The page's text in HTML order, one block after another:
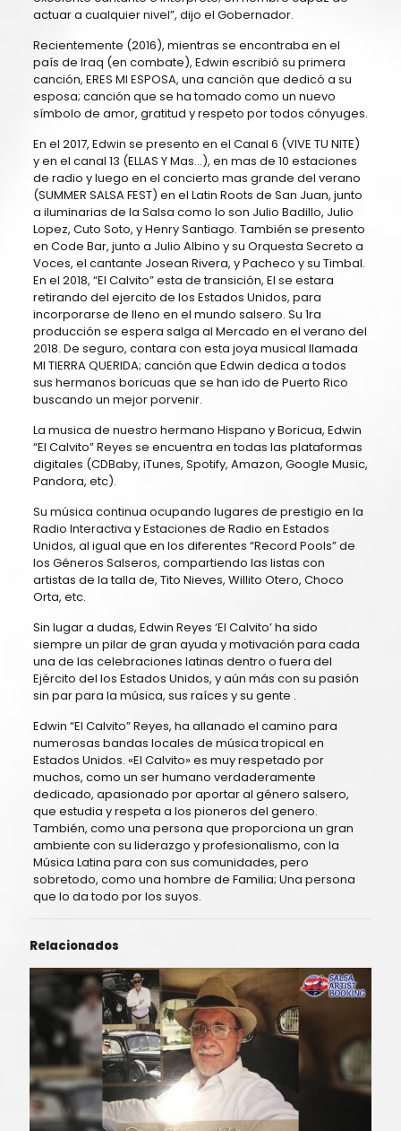
actuar a cualquier nivel”, dijo el Gobernador.
Recientemente (2016), mientras se encontraba en el
país de Iraq (en combate), Edwin escribió su primera
canción, ERES MI ESPOSA, una canción que dedicó a su
esposa; canción que se ha tomado como un nuevo
símbolo de amor, gratitud y respeto por todos cónyuges.
En el 2017, Edwin se presento en el Canal 6 (VIVE TU NITE)
y en el canal 13 (ELLAS Y Mas…), en mas de 10 estaciones
de radio y luego en el concierto mas grande del verano
(SUMMER SALSA FEST) en el Latin Roots de San Juan, junto
a iluminarias de la Salsa como lo son Julio Badillo, Julio
Lopez, Cuto Soto, y Henry Santiago. También se presento
en Code Bar, junto a Julio Albino y su Orquesta Secreto a
Voces, el cantante Josean Rivera, y Pacheco y su Timbal.
En el 2018, “El Calvito” esta de transición, El se estara
retirando del ejercito de los Estados Unidos, para
incorporarse de lleno en el mundo salsero. Su 1ra
producción se espera salga al Mercado en el verano del
2018. De seguro, contara con esta joya musical llamada
MI TIERRA QUERIDA; canción que Edwin dedica a todos
sus hermanos boricuas que se han ido de Puerto Rico
buscando un mejor porvenir.
La musica de nuestro hermano Hispano y Boricua, Edwin
“El Calvito” Reyes se encuentra en todas las plataformas
digitales (CDBaby, iTunes, Spotify, Amazon, Google Music,
Pandora, etc).
Su música continua ocupando lugares de prestigio en la
Radio Interactiva y Estaciones de Radio en Estados
Unidos, al igual que en los diferentes “Record Pools” de
los Géneros Salseros, compartiendo las listas con
artistas de la talla de, Tito Nieves, Willito Otero, Choco
Orta, etc.
Sin lugar a dudas, Edwin Reyes ‘El Calvito’ ha sido
siempre un pilar de gran ayuda y motivación para cada
una de las celebraciones latinas dentro o fuera del
Ejército del los Estados Unidos, y aún más con su pasión
sin par para la música, sus raíces y su gente .
Edwin “El Calvito” Reyes, ha allanado el camino para
numerosas bandas locales de música tropical en
Estados Unidos. «El Calvito» es muy respetado por
muchos, como un ser humano verdaderamente
dedicado, apasionado por aportar al género salsero,
que estudia y respeta a los pioneros del genero.
También, como una persona que proporciona un gran
ambiente con su liderazgo y profesionalismo, con la
Música Latina para con sus comunidades, pero
sobretodo, como una hombre de Familia; Una persona
que lo da todo por los suyos.
Relacionados